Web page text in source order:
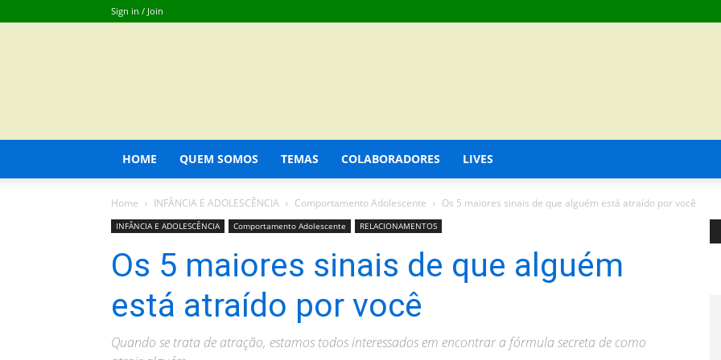
Sign in / Join
HOME QUEM SOMOS TEMAS COLABORADORES LIVES
Home INFÂNCIA E ADOLESCÊNCIA Comportamento Adolescente Os 5 maiores sinais de que alguém está atraído por você
INFÂNCIA E ADOLESCÊNCIA Comportamento Adolescente RELACIONAMENTOS
Os 5 maiores sinais de que alguém
está atraído por você
Quando se trata de atração, estamos todos interessados em encontrar a fórmula secreta de como